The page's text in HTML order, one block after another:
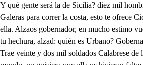
Y qué gente será la de Sicilia? diez mil hombres de guerra, y diez Galeras para correr la costa, esto te ofrece Cicllia gran señor, y yo por ella. Alzaos gobernador, en mucho estimo vuestro cuidado, . soy al fin tu hechura, alzad: quién es Urbano? Gobernador señor es de Calabría. Trae veinte y dos mil soldados Calabrese de los mejores que conoce el mundo, no quisiera que alla os hicieran falta; que me dicen que Carlos tiene intento de entrarse por Calabría, . gente tiene la Calabría señor, cuando eso sea, para saberse defender de Carlos: no te de eso cuidado, . con tal hombre como vos por gobierno, no me espanto, yo tendré de hoy más, de vos memoria, vos sois un gran soldado, . tus pies beso Milan señor te ofrece lo que debe: pero el habernos dicho que Farnasio trae especial mandato de Clemente para cercar a Roma, ha sido parte de enviarte señor tan poca gente, La lealtad, diligencia, y el cuidado con que Milan acude a servirnos General agradezco como es justo: seis mil hombres os parecen poco? cien mil son conforme a su deseo. (bio Dame señor tus manos, N. quién es? . Fa- General de Ferrrara, . alzaos del suelo, AUALLERO DEL SPIRITU SANTO. que gente aura en Ferrara? . la que basta aura cuatro mil hombres de pelea, Dícenme que hay algunos que en secreto favorecen la parte de Clemente. indicios hay señor de ello bastantes: pues volveos a Ferrara, que más vale con cuatro mil soldados de presidio, (que decís que tenéis para está impresa) conservar la ciudad, y defenderla, que en la ocasión presente aventurarla: volveos a Ferrara, de Florencia agradezco el honrado ofrecimiento, a tus pies gran señor estoy humilde, quién es? . Duraco rey que fue de Nápoles ya por ti gobernador perpetuo, tengo de tus servicios gran memoria, si mis deseos valen por servicios, muy grandes son senor los que te he hecho: pero de otra manera muy humildes, basta vuestra lealtad, alzaos del suelo: debajo de tus plantas solo espero el Reino que perdí, dame tus plantas, este señor es Hamete Rey de Tunez, a le tiranizado Alimuzáfar su hermano, el Reino con el gran poder del Turco, viene a pedir favor, donde te ofrece de ser tu tributario mientras viva. Dárete cada un año mil alfombras, de oro de Arabia, y Seda de Sagunto, labradas dentro en Tunez, y sembradas de finas piedras, y lucientes perlas. ducientas yeguas, que igualando al viento, corren de modo, que la tierra misma donde pongan las plantas, no lo sienta, y más si más quisieres, porque solo me ayudes con tu amparo, y con tu gente no ayudo Moro yo a los enemiigos de la Iglesia de Crilto, y del Pontince, denle diez mil ducados para ayuda de costa, y cuatro yeguas las mejores, de las CAVALLERO DÉL rbano, Roma en decir o que dice, yerro fue le los que hace el amor: sonfieso que ha sido error, pero yo me enmendare. Amor de mi esposa ha sido causa Urbaño de que ansí murmure Roma de mí, y de haberme divertido. Ella es la ocasión de todo, y quitaré la ocasión: venza al amor la razón. a esto Urbaño me acomodo, nte en . e. resla. Laurencia sale, . señor bist qué os hacéis, adónde andáis? entiral o mi Laurencia, . pesáis que es mármol, o bronce amor. Oh que ha de poder sufrir bi vivir una hora sin vos lig si vivimos como dos, muy mal puede amor vivir. Volvedme a dar nueva vida, mi bien entre aquesos brazos, guNitol. razón es que con abrazos celebréis la despedida. El alma me alborotáis, sosegad la luz del día, vaisos? no Laurencia mía, dantes sois vos la que os vais Yo? mucho siento el perderos, de qué modo me perdéis? decidmelo? no me anubléis mi gloria vuestros luceros. Extraño golpe de ausencia, declarad me aquesta enigma fue mi estrella, fue mi clima ya me falta la paciencia. Qué a mí habéis d ausentaros? no me matéis con enojos, ay Laurencia bellos ojos ay esposa, ay ojos claros. Desatad la confusión, que me tiene el alma muda. sacadme de aquesta duda? declarad esa pasión? Decidme, de qué manera señor me habéis de perder, o que ocasión ha de ser causa de que ausente muera? Qué ausencia será bastante a romper mi bien loslazos, que con mil modos de abrazos anuda amor arrogante, Laurencia Roma murmura que portener divertido, el ingenio y el sentido: al sol de vuestra hermosura No acudo a mi obligación y me olvido del gobierno: bien se que amor es eterno, en mí y que tiene razón. Salios de Roma almomento, desterrada por un año. qué decís? suceso extraño, señor? tened sufirimiento esto Laurecía es forzoso y esto importa a mi quietud como tanta Rectitud señor Rey amor esposo Volve ese rostro a mirarme si matarme no queréis esto importa, no tenéis, señora D 4 señora que replicarme. Dentro de un hora os salid de Roma, rigor terrible, como señor es posible. volve ese rostro, advertid. No me repliquéis ya más, partí luego. pues no quiero replicaros, justiciero señor, y terrible estás. Calla tú, en resolución me condenas a tu ausencia? esta es última sentencia, y no admite apelación. Pues ya que me he de partir, y es fuerza que ausente muera, dame un abraco si quiera, para que pueda vivir. Temo que me has de vencer, si ahora me pones lazos, que son fuertes los abrazos de la más flaca mujer. Vete Laurencia con Dios, y no me mates el alma, yo me voy, yo quedo en calma: extraños efetos dos. Vaste, terrible dolor, quiérelo mi estrella ansí, hoy que te apartas de mí empieza a enojarme amor. Hoy me falta en tu cabello el Ebaño natural, en tus dientes el Cristal, la blanca nieve en tu cuello. Hoy en tu frente espaciosa, me falta la Luna llena, ADUERSA FORTUNA DEI en tu color la azucena, con el jazmín, y la rosa: Hoy en tus labios divinos me falta el coral reciente las ricas perlas de Orient en tus dientes cristalinos, Y así en tus faciones bell me falta Laurencia mía, los Cielos, el Alba, el día la Luna el Sol, las estrella El bien mayor, la más alta gloria, que al alma conque porque en faltarme tú vise todo Laurencia me falta. Vete con Dios, que me vos de tu vista enterneciendo, que eres Sol, y estas ardie yo cera, y al fuego estoy. Atrueco de opedecerte yo gusto deir amorir: esto se llama partir? aquesto se llama muerte? Ya Carlos señor a entrad por Italia, pues qué hacemos, tóquese al arma, y marche gima el parche atormenta Are la tierra el Frisón, bañando sangrienta espuma rompa la rierra, y consuma de los pífanos el Sol. Retraten al Sol las picas con sus lucientes espejos, pareciendo desdelejos grana fina en conchas ricas. Rompa porque no le estor el caballo de la boca CAVALLERO DEI la cárcel al alma, Isi toca. ̱. tiemble Carlos, tiemble el orbe Roma gran señor no toma, bien de tu esposa el ausencia. qué dese en Roma Laurencia pues me parto yo de Roma, A mandado sopena de la vida, por público pregón, que ningún hombre te llame Emperador, . parece sueño, que un hombretillo bajo, y mal nacido, haya tenido tanto atrevimiento: por mi Corona